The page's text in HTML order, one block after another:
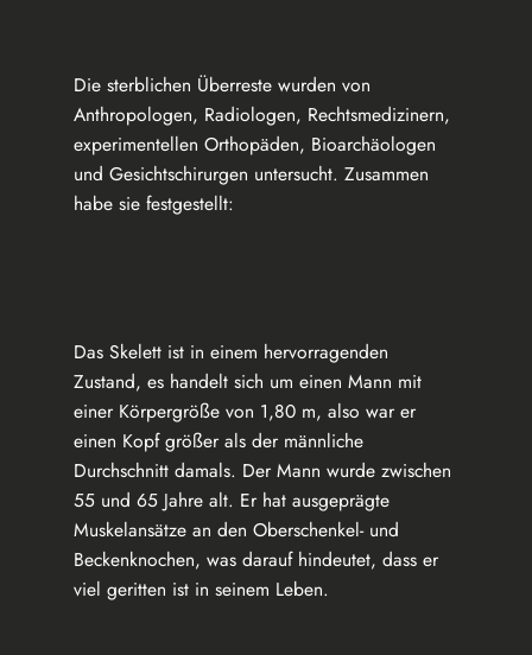
Die sterblichen Überreste wurden von
Anthropologen, Radiologen, Rechtsmedizinern,
experimentellen Orthopäden, Bioarchäologen
und Gesichtschirurgen untersucht. Zusammen
habe sie festgestellt:
Das Skelett ist in einem hervorragenden
Zustand, es handelt sich um einen Mann mit
einer Körpergröße von 1,80 m, also war er
einen Kopf größer als der männliche
Durchschnitt damals. Der Mann wurde zwischen
55 und 65 Jahre alt. Er hat ausgeprägte
Muskelansätze an den Oberschenkel- und
Beckenknochen, was darauf hindeutet, dass er
viel geritten ist in seinem Leben.